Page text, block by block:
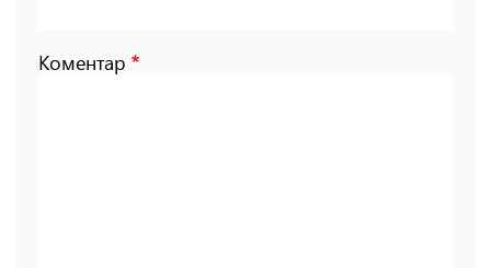
Коментар